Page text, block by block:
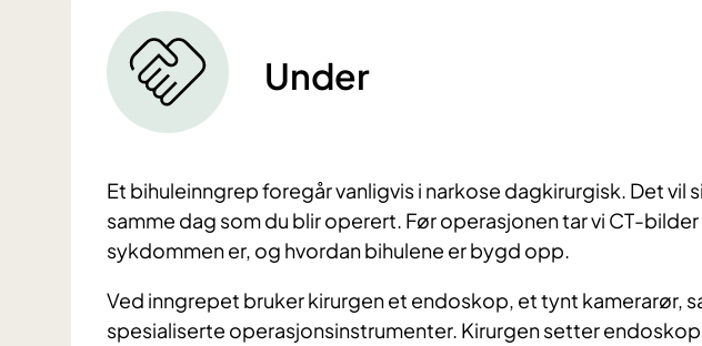
Under
Et bihuleinngrep foregår vanligvis i narkose dagkirurgisk. Det vil
samme dag som du blir operert. Før operasjonen tar vi CT-
sykdommen er, og hvordan bihulene er bygd opp.
Ved inngrepet bruker kirurgen et endoskop, et tynt kamerarør,
spesialiserte operasjonsinstrumenter. Kirurgen setter